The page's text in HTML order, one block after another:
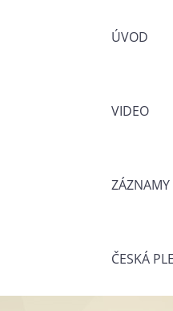
ÚVOD
VIDEO
ZÁZNAMY
ČESKÁ